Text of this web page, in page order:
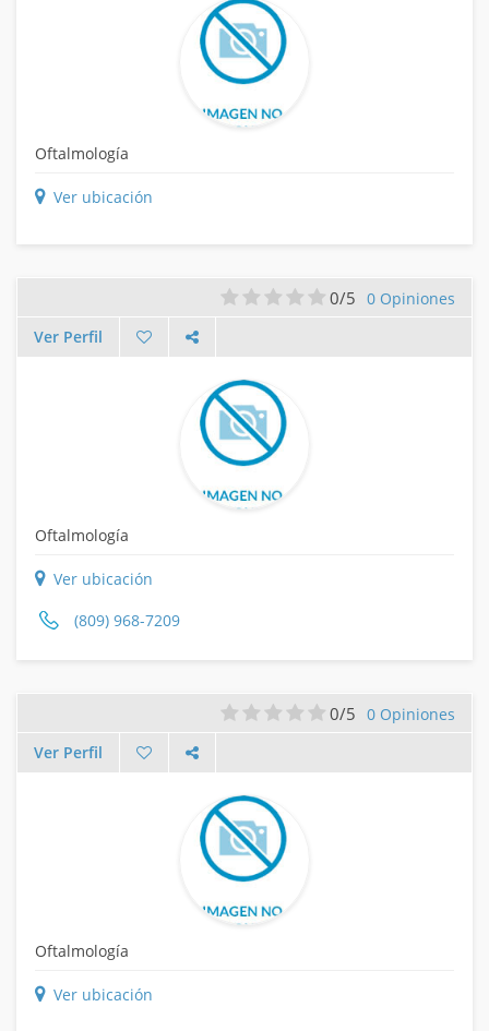
Oftalmología
Ver ubicación
0/5 0 Opiniones
Ver Perfil
Oftalmología
Ver ubicación
(809) 968-7209
0/5 0 Opiniones
Ver Perfil
Oftalmología
Ver ubicación